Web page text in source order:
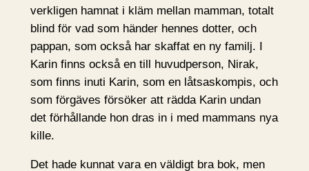
verkligen hamnat i kläm mellan mamman, totalt
blind för vad som händer hennes dotter, och
pappan, som också har skaffat en ny familj. I
Karin finns också en till huvudperson, Nirak,
som finns inuti Karin, som en låtsaskompis, och
som förgäves försöker att rädda Karin undan
det förhållande hon dras in i med mammans nya
kille.
Det hade kunnat vara en väldigt bra bok, men